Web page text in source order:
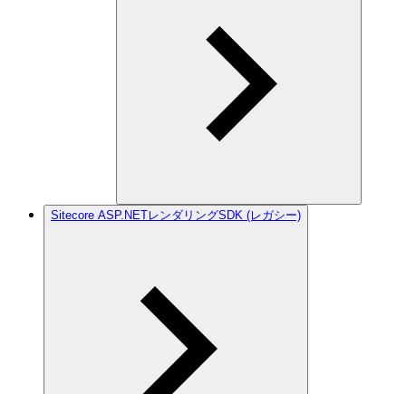
Sitecore ASP.NETレンダリングSDK (レガシー)